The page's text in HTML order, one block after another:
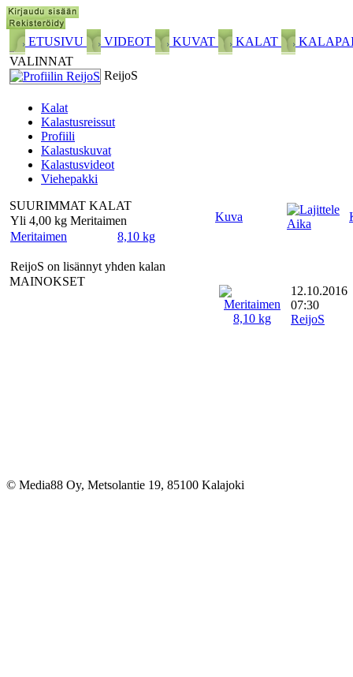
ETUSIVU VIDEOT KUVAT KALAT
VALINNAT
ReijoS
Kalat
Kalastusreissut
Profiili
Kalastuskuvat
Kalastusvideot
Viehepakki
SUURIMMAT KALAT
Yli 4,00 kg Meritaimen
Meritaimen
8,10 kg
ReijoS on lisännyt yhden kalan
MAINOKSET
Kuva
Aika
12.10.2016
07:30
ReijoS
© Media88 Oy, Metsolantie 19, 85100 Kalajoki